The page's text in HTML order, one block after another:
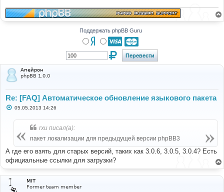
Поддержать phpBB Guru
Апейрон
phpBB 1.0.0
Re: [FAQ] Автоматическое обновление языкового пакета
С
и
е
05.05.2013 14:26
rxu писал(а):
пакет локализации для предыдущей версии phpBB3
А где его взять для старых версий, таких как 3.0.6, 3.0.5, 3.0.4? Есть
официальные ссылки для загрузки?
MIT
Former team member